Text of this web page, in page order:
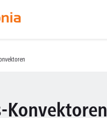
Konvektoren